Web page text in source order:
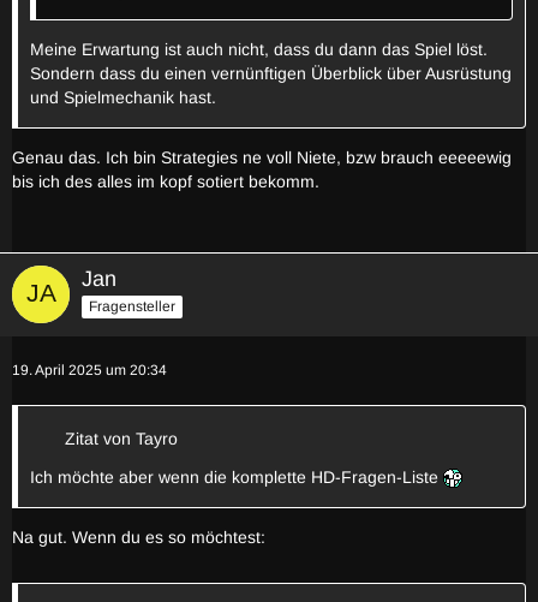
Meine Erwartung ist auch nicht, dass du dann das Spiel löst.
Sondern dass du einen vernünftigen Überblick über Ausrüstung
und Spielmechanik hast.
Genau das. Ich bin Strategies ne voll Niete, bzw brauch eeeeewig
bis ich des alles im kopf sotiert bekomm.
Jan
Fragensteller
19. April 2025 um 20:34
Zitat von Tayro
Ich möchte aber wenn die komplette HD-Fragen-Liste
Na gut. Wenn du es so möchtest: